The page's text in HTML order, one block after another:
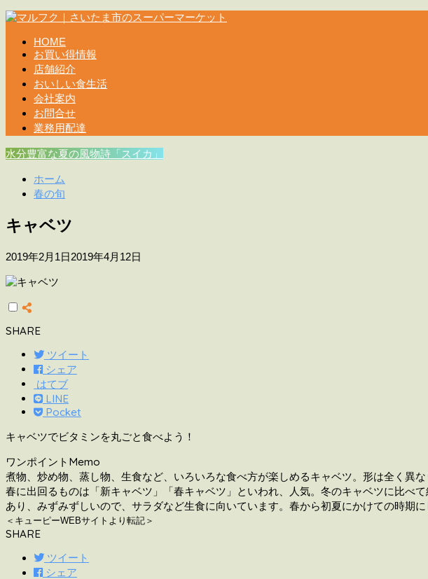
HOME
お買い得情報
店舗紹介
おいしい食生活
会社案内
お問合せ
業務用配達
水分豊富な夏の風物詩「スイカ」
ホーム
春の旬
キャベツ
2019年2月1日2019年4月12日
SHARE
ツイート
シェア
はてブ
LINE
Pocket
キャベツでビタミンを丸ごと食べよう！
ワンポイントMemo
煮物、炒め物、蒸し物、生食など、いろいろな食べ方が楽しめるキャベツ。形は全く異
春に出回るものは「新キャベツ」「春キャベツ」といわれ、人気。冬のキャベツに比べ
あり、みずみずしいので、サラダなど生食に向いています。春から初夏にかけての時期
＜キューピーWEBサイトより転記＞
SHARE
ツイート
シェア